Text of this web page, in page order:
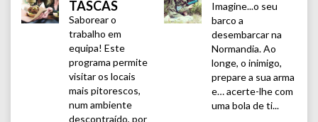
TASCAS
Saborear o
trabalho em
equipa! Este
programa permite
visitar os locais
mais pitorescos,
num ambiente
descontraído, por
Imagine...o seu
barco a
desembarcar na
Normandia. Ao
longe, o inimigo,
prepare a sua arma
e… acerte-lhe com
uma bola de ti...